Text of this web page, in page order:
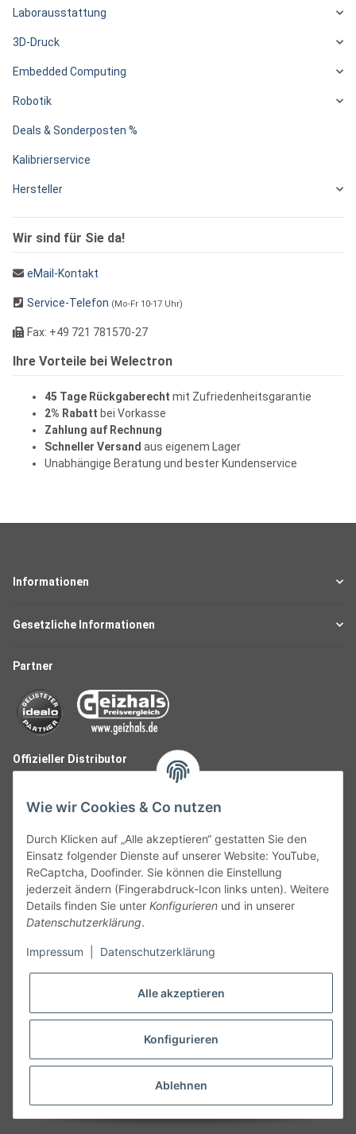
Laborausstattung
3D-Druck
Embedded Computing
Robotik
Deals & Sonderposten %
Kalibrierservice
Hersteller
Wir sind für Sie da!
eMail-Kontakt
Service-Telefon (Mo-Fr 10-17 Uhr)
Fax: +49 721 781570-27
Ihre Vorteile bei Welectron
45 Tage Rückgaberecht mit Zufriedenheitsgarantie
2% Rabatt bei Vorkasse
Zahlung auf Rechnung
Schneller Versand aus eigenem Lager
Unabhängige Beratung und bester Kundenservice
Informationen
Gesetzliche Informationen
Partner
Offizieller Distributor
Follow Us
Widerruf
Vertrag widerrufen
Wie wir Cookies & Co nutzen
Durch Klicken auf „Alle akzeptieren“ gestatten Sie den
Einsatz folgender Dienste auf unserer Website: YouTube,
ReCaptcha, Doofinder. Sie können die Einstellung
jederzeit ändern (Fingerabdruck-Icon links unten). Weitere
Details finden Sie unter Konfigurieren und in unserer
Datenschutzerklärung.
Impressum Datenschutzerklärung
Alle akzeptieren
Konfigurieren
Ablehnen